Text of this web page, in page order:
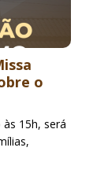
o
15h, será